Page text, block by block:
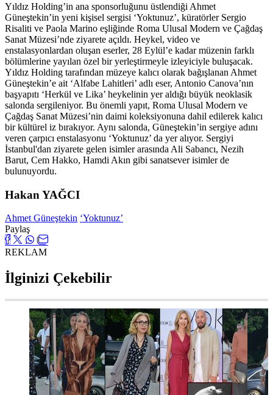
Yıldız Holding’in ana sponsorluğunu üstlendiği Ahmet
Güneştekin’in yeni kişisel sergisi ‘Yoktunuz’, küratörler Sergio
Risaliti ve Paola Marino eşliğinde Roma Ulusal Modern ve Çağdaş
Sanat Müzesi’nde ziyarete açıldı. Heykel, video ve
enstalasyonlardan oluşan eserler, 28 Eylül’e kadar müzenin farklı
bölümlerine yayılan özel bir yerleştirmeyle izleyiciyle buluşacak.
Yıldız Holding tarafından müzeye kalıcı olarak bağışlanan Ahmet
Güneştekin’e ait ‘Alfabe Lahitleri’ adlı eser, Antonio Canova’nın
başyapıtı ‘Herkül ve Lika’ heykelinin yer aldığı büyük neoklasik
salonda sergileniyor. Bu önemli yapıt, Roma Ulusal Modern ve
Çağdaş Sanat Müzesi’nin daimi koleksiyonuna dahil edilerek kalıcı
bir kültürel iz bırakıyor. Aynı salonda, Güneştekin’in sergiye adını
veren çarpıcı enstalasyonu ‘Yoktunuz’ da yer alıyor. Sergiyi
İstanbul'dan ziyarete gelen isimler arasında Ali Sabancı, Nezih
Barut, Cem Hakko, Hamdi Akın gibi sanatsever isimler de
bulunuyordu.
Hakan YAĞCI
Ahmet Güneştekin ‘Yoktunuz’
Paylaş
REKLAM
İlginizi Çekebilir